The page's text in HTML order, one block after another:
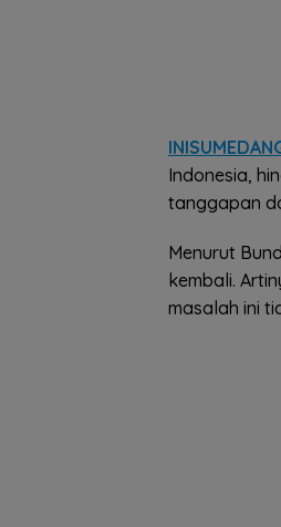
Indonesia,
tanggapan
Menurut
kembali.
masalah ini